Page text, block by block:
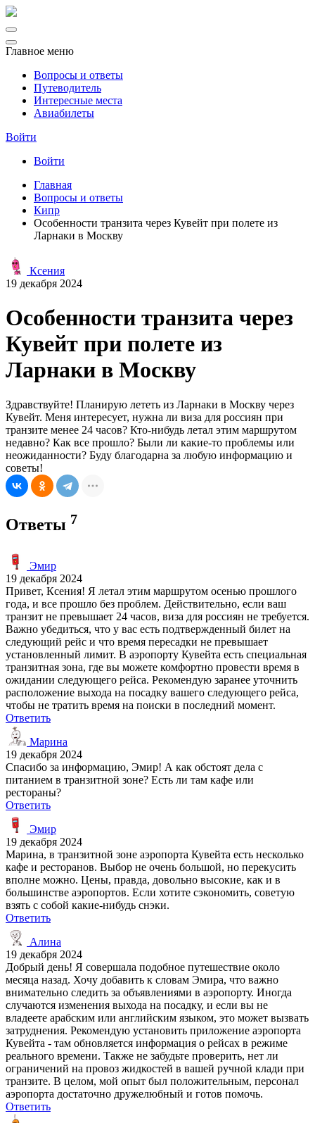
Главное меню
Вопросы и ответы
Путеводитель
Интересные места
Авиабилеты
Войти
Войти
Главная
Вопросы и ответы
Кипр
Особенности транзита через Кувейт при полете из
Ларнаки в Москву
Ксения
19 декабря 2024
Особенности транзита через
Кувейт при полете из
Ларнаки в Москву
Здравствуйте! Планирую лететь из Ларнаки в Москву через
Кувейт. Меня интересует, нужна ли виза для россиян при
транзите менее 24 часов? Кто-нибудь летал этим маршрутом
недавно? Как все прошло? Были ли какие-то проблемы или
неожиданности? Буду благодарна за любую информацию и
советы!
Ответы 7
Эмир
19 декабря 2024
Привет, Ксения! Я летал этим маршрутом осенью прошлого
года, и все прошло без проблем. Действительно, если ваш
транзит не превышает 24 часов, виза для россиян не требуется.
Важно убедиться, что у вас есть подтвержденный билет на
следующий рейс и что время пересадки не превышает
установленный лимит. В аэропорту Кувейта есть специальная
транзитная зона, где вы можете комфортно провести время в
ожидании следующего рейса. Рекомендую заранее уточнить
расположение выхода на посадку вашего следующего рейса,
чтобы не тратить время на поиски в последний момент.
Ответить
Марина
19 декабря 2024
Спасибо за информацию, Эмир! А как обстоят дела с
питанием в транзитной зоне? Есть ли там кафе или
рестораны?
Ответить
Эмир
19 декабря 2024
Марина, в транзитной зоне аэропорта Кувейта есть несколько
кафе и ресторанов. Выбор не очень большой, но перекусить
вполне можно. Цены, правда, довольно высокие, как и в
большинстве аэропортов. Если хотите сэкономить, советую
взять с собой какие-нибудь снэки.
Ответить
Алина
19 декабря 2024
Добрый день! Я совершала подобное путешествие около
месяца назад. Хочу добавить к словам Эмира, что важно
внимательно следить за объявлениями в аэропорту. Иногда
случаются изменения выхода на посадку, и если вы не
владеете арабским или английским языком, это может вызвать
затруднения. Рекомендую установить приложение аэропорта
Кувейта - там обновляется информация о рейсах в режиме
реального времени. Также не забудьте проверить, нет ли
ограничений на провоз жидкостей в вашей ручной клади при
транзите. В целом, мой опыт был положительным, персонал
аэропорта достаточно дружелюбный и готов помочь.
Ответить